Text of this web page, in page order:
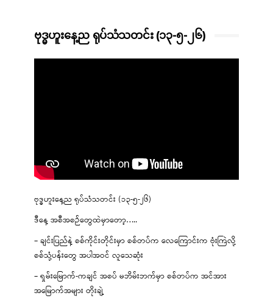
ဗုဒ္ဓဟူးနေ့ည ရုပ်သံသတင်း (၁၃-၅-၂၆)
ဗုဒ္ဓဟူးနေ့ည ရုပ်သံသတင်း (၁၃-၅-၂၆)
ဒီနေ့ အစီအစဉ်တွေထဲမှာတော့…..
– ချင်းပြည်နဲ့ စစ်ကိုင်းတိုင်းမှာ စစ်တပ်က လေကြောင်းက ဗုံးကြဲလို့
စစ်သုံ့ပန်းတွေ အပါအဝင် လူသေဆုံး
– ရှမ်းမြောက်-ကချင် အစပ် မဘိမ်းဘက်မှာ စစ်တပ်က အင်အား
အမြောက်အများ တိုးချဲ့